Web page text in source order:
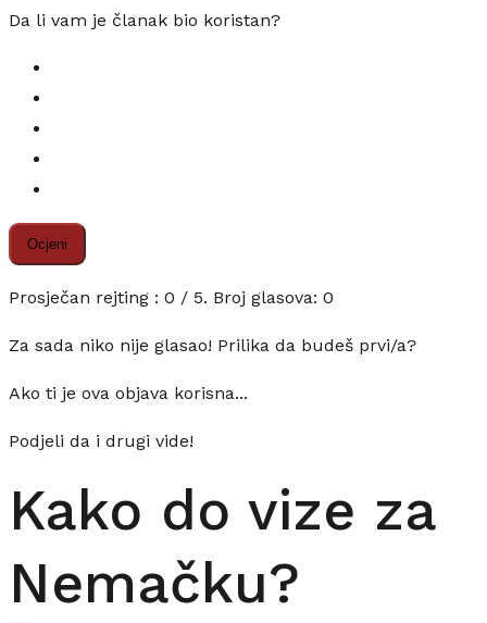
Da li vam je članak bio koristan?
Ocjeni
Prosječan rejting : 0 / 5. Broj glasova: 0
Za sada niko nije glasao! Prilika da budeš prvi/a?
Ako ti je ova objava korisna...
Podjeli da i drugi vide!
Kako do vize za
Nemačku?